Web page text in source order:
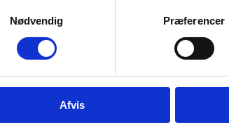
Nødvendig
Præferencer
Afvis
1.119,95DKK 379,00